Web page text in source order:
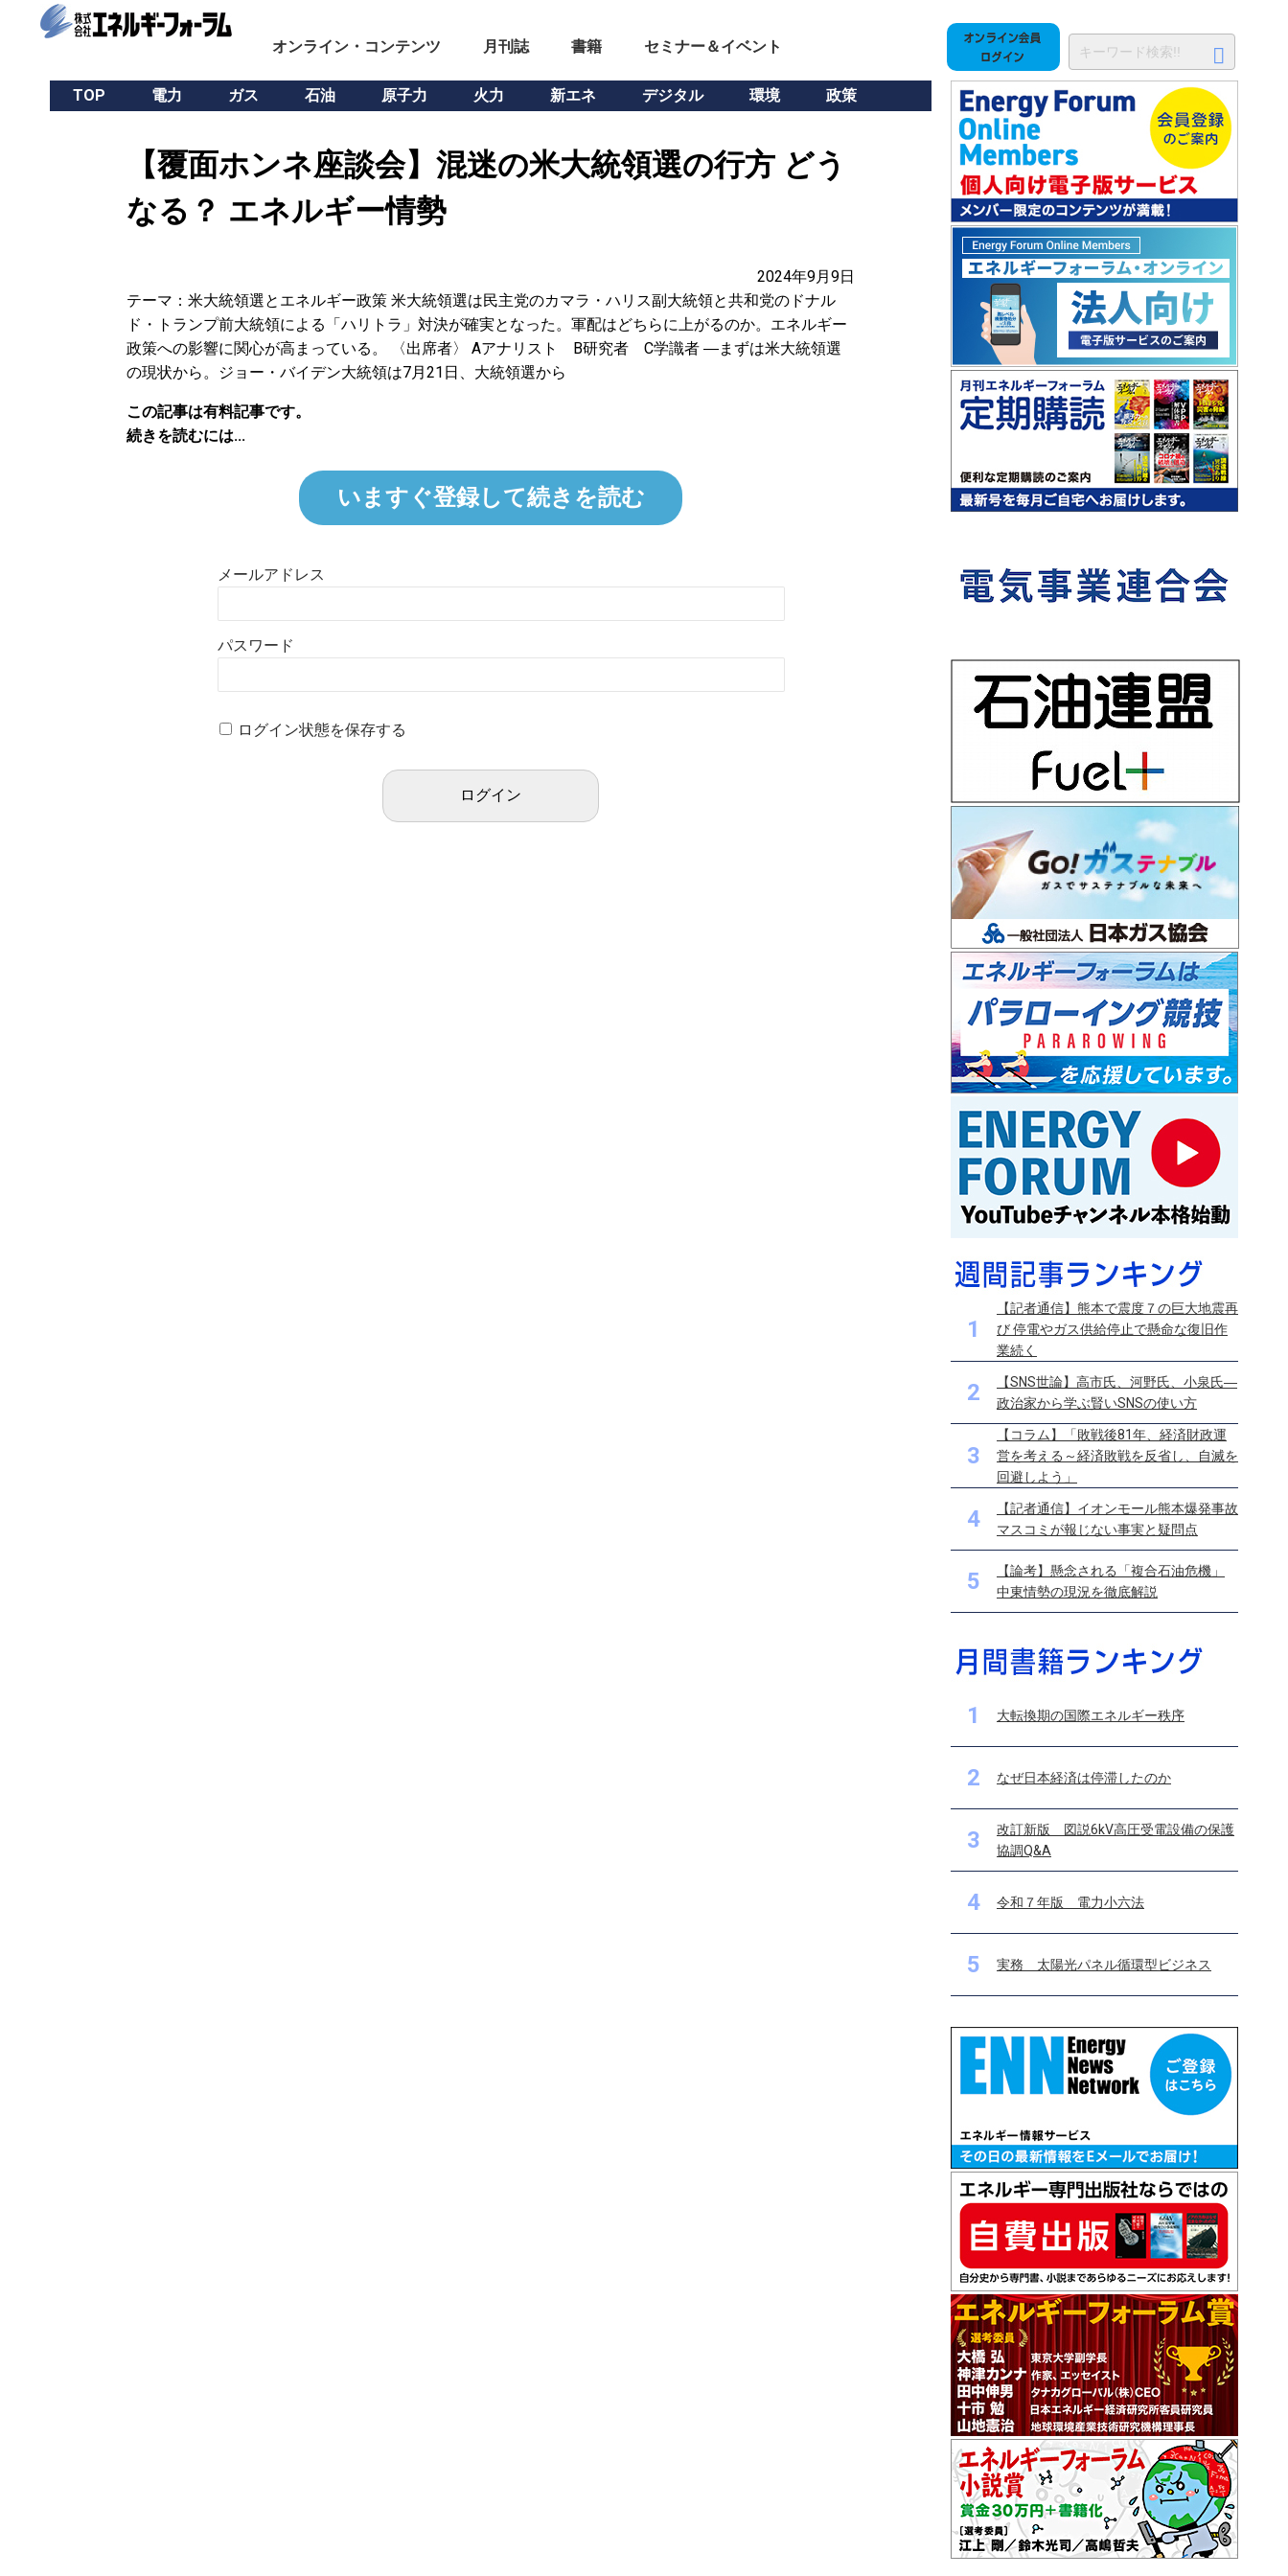
オンライン・コンテンツ 月刊誌 書籍 セミナー＆イベント
TOP 電力 ガス 石油 原子力 火力 新エネ デジタル 環境 政策
【覆面ホンネ座談会】混迷の米大統領選の行方 どう
なる？ エネルギー情勢
2024年9月9日
テーマ：米大統領選とエネルギー政策 米大統領選は民主党のカマラ・ハリス副大統領と共和党のドナル
ド・トランプ前大統領による「ハリトラ」対決が確実となった。軍配はどちらに上がるのか。エネルギー
政策への影響に関心が高まっている。 〈出席者〉 Aアナリスト B研究者 C学識者 ―まずは米大統領選
の現状から。ジョー・バイデン大統領は7月21日、大統領選から
この記事は有料記事です。
続きを読むには...
いますぐ登録して続きを読む
メールアドレス
パスワード
ログイン状態を保存する
1
【記者通信】熊本で震度７の巨大地震再
び 停電やガス供給停止で懸命な復旧作
業続く
2
【SNS世論】高市氏、河野氏、小泉氏―
政治家から学ぶ賢いSNSの使い方
3
【コラム】「敗戦後81年、経済財政運
営を考える～経済敗戦を反省し、自滅を
回避しよう」
4
【記者通信】イオンモール熊本爆発事故
マスコミが報じない事実と疑問点
5
【論考】懸念される「複合石油危機」
中東情勢の現況を徹底解説
1 大転換期の国際エネルギー秩序
2 なぜ日本経済は停滞したのか
3
改訂新版 図説6kV高圧受電設備の保護
協調Q&A
4 令和７年版 電力小六法
5 実務 太陽光パネル循環型ビジネス